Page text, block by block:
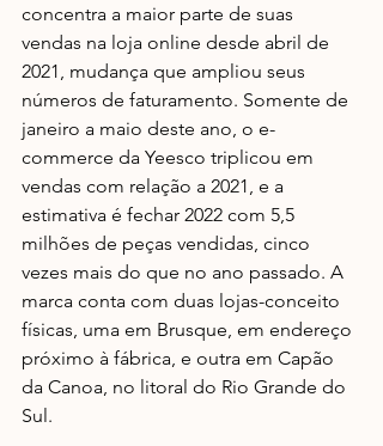
concentra a maior parte de suas
vendas na loja online desde abril de
2021, mudança que ampliou seus
números de faturamento. Somente de
janeiro a maio deste ano, o e-
commerce da Yeesco triplicou em
vendas com relação a 2021, e a
estimativa é fechar 2022 com 5,5
milhões de peças vendidas, cinco
vezes mais do que no ano passado. A
marca conta com duas lojas-conceito
físicas, uma em Brusque, em endereço
próximo à fábrica, e outra em Capão
da Canoa, no litoral do Rio Grande do
Sul.